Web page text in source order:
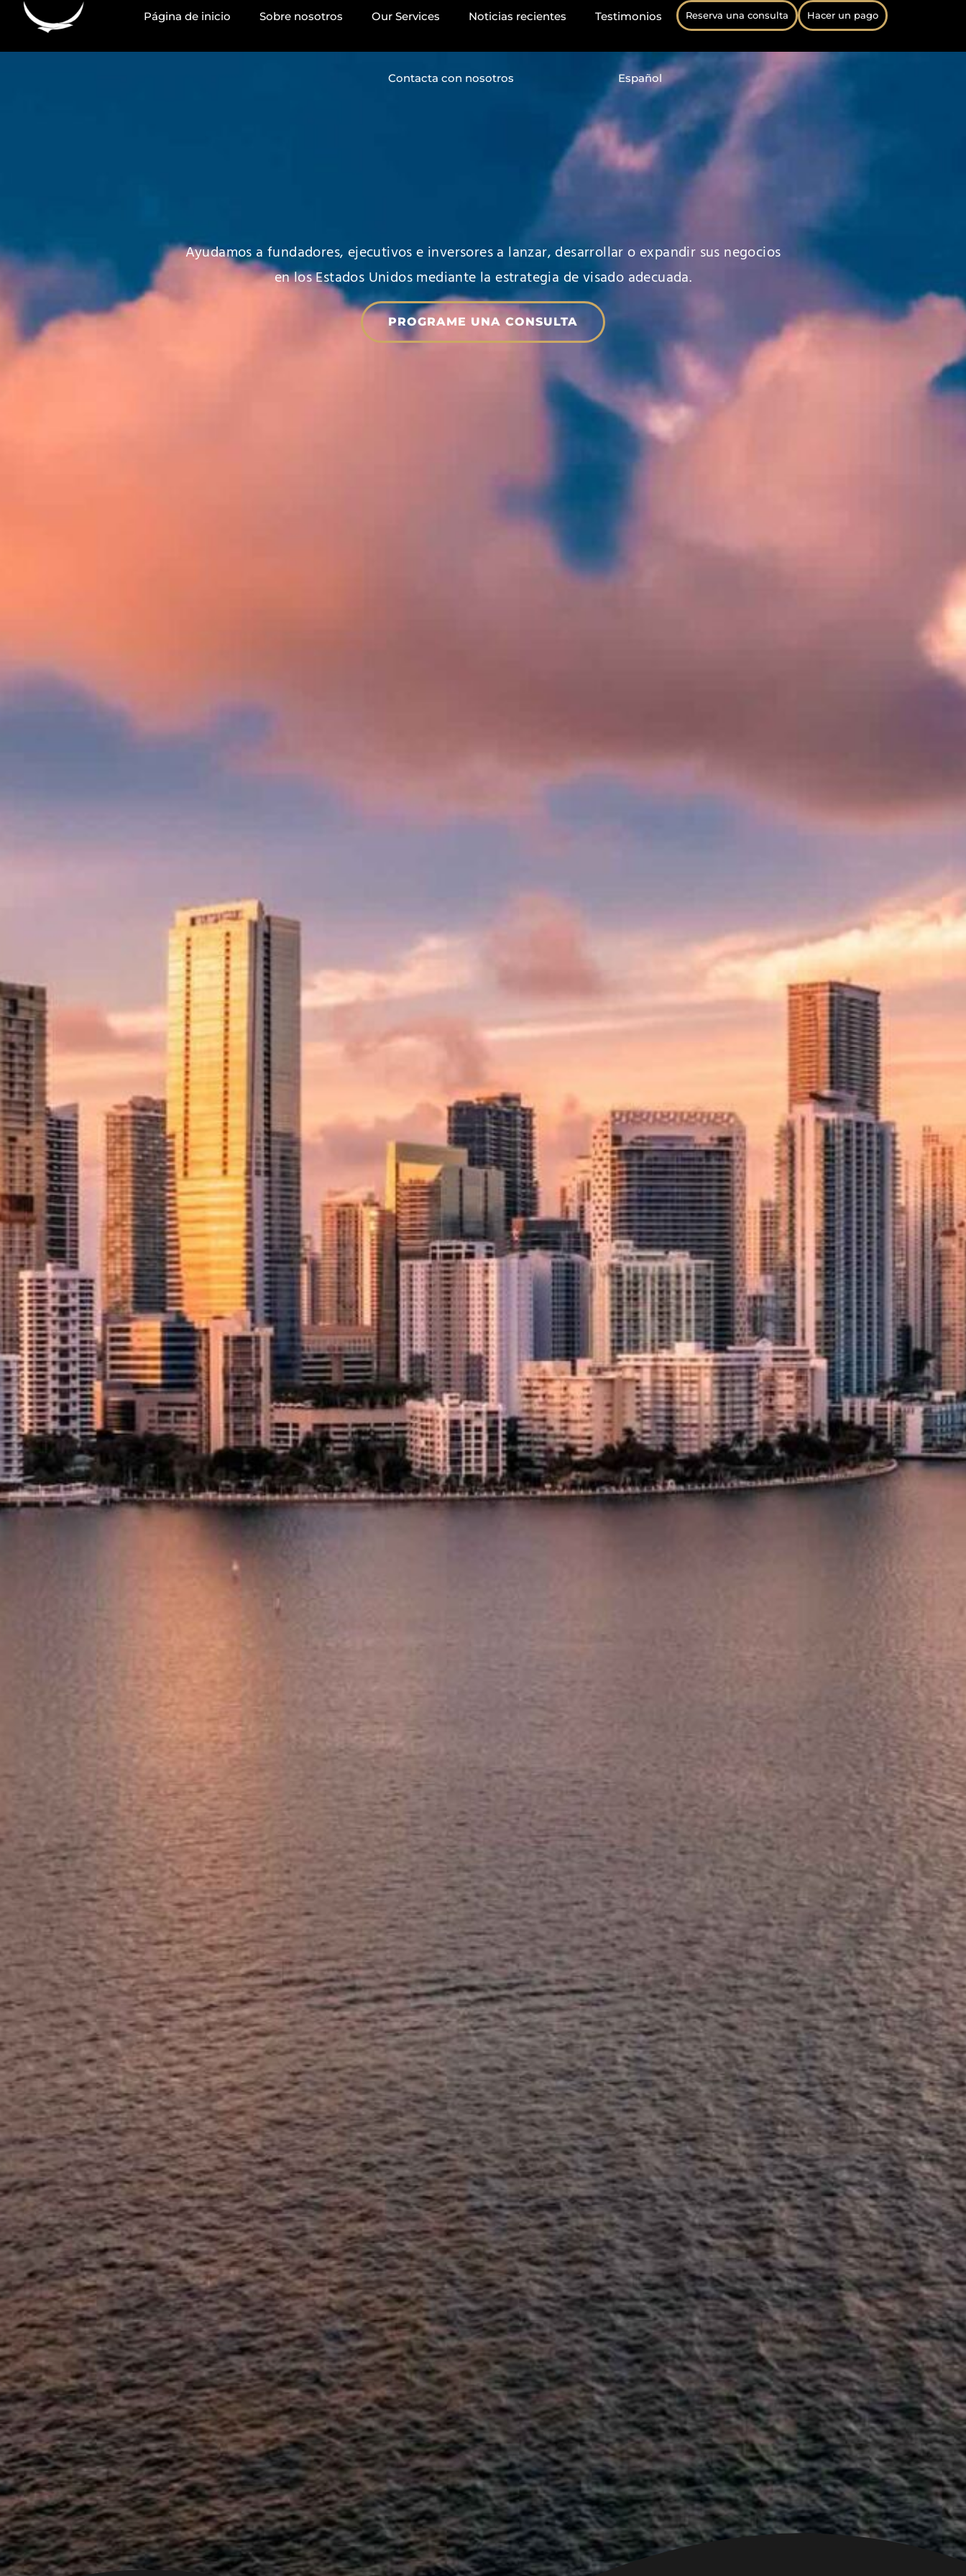
contenido
Página de inicio Sobre nosotros Our Services Noticias recientes Testimonios
Contacta con nosotros Español
Reserva una consulta Hacer un pago
Ayudamos a fundadores, ejecutivos e inversores a lanzar, desarrollar o expandir sus negocios
en los Estados Unidos mediante la estrategia de visado adecuada.
PROGRAME UNA CONSULTA